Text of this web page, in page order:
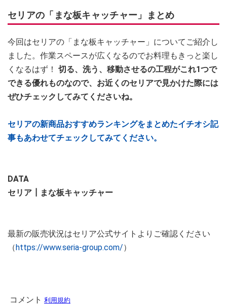
セリアの「まな板キャッチャー」まとめ
今回はセリアの「まな板キャッチャー」についてご紹介し
ました。作業スペースが広くなるのでお料理もきっと楽し
くなるはず！ 切る、洗う、移動させるの工程がこれ1つで
できる優れものなので、お近くのセリアで見かけた際には
ぜひチェックしてみてくださいね。
セリアの新商品おすすめランキングをまとめたイチオシ記
事もあわせてチェックしてみてください。
DATA
セリア┃まな板キャッチャー
最新の販売状況はセリア公式サイトよりご確認ください
（ https://www.seria-group.com/）